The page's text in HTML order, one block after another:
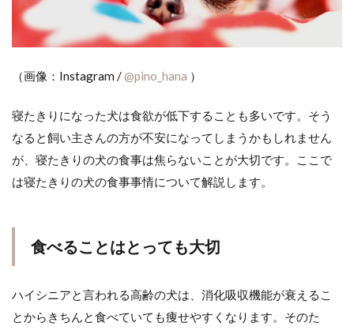
（画像：Instagram /@pino_hana ）
寝たきりになった犬は食欲が低下することも多いです。そう
なると飼い主さんの方が不安になってしまうかもしれません
が、寝たきりの犬の食事は焦らないことが大切です。ここで
は寝たきりの犬の食事事情について解説します。
食べることはとっても大切
ハイシニアと言われる高齢の犬は、消化吸収機能が衰えるこ
とからきちんと食べていても痩せやすくなります。そのた